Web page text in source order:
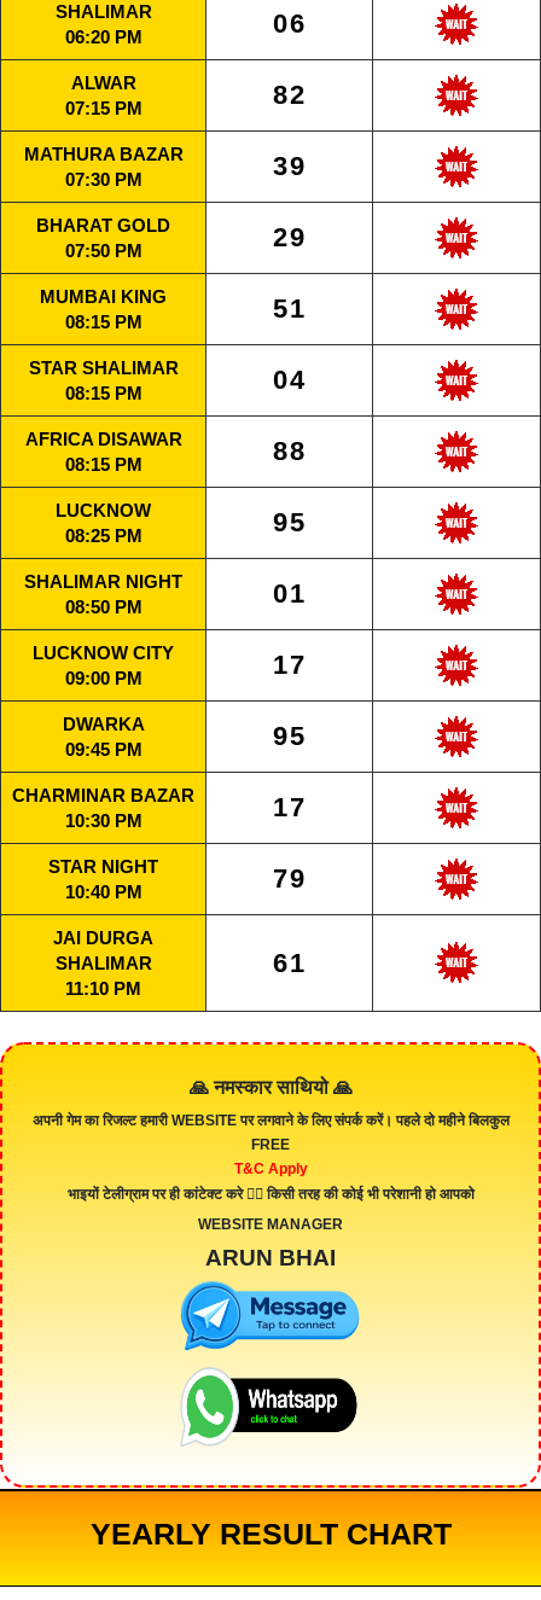
SHALIMAR
06:20 PM
06
ALWAR
07:15 PM
82
MATHURA BAZAR
07:30 PM
39
BHARAT GOLD
07:50 PM
29
MUMBAI KING
08:15 PM
51
STAR SHALIMAR
08:15 PM
04
AFRICA DISAWAR
08:15 PM
88
LUCKNOW
08:25 PM
95
SHALIMAR NIGHT
08:50 PM
01
LUCKNOW CITY
09:00 PM
17
DWARKA
09:45 PM
95
CHARMINAR BAZAR
10:30 PM
17
STAR NIGHT
10:40 PM
79
JAI DURGA
SHALIMAR
11:10 PM
61
🙏 नमस्कार साथियो 🙏
अपनी गेम का रिजल्ट हमारीWEBSITEपर लगवाने के लिए संपर्क करें। पहले दो महीने बिलकुल
FREE
T&C Apply
भाइयों टेलीग्राम पर ही कांटेक्ट करे 👇🏻 किसी तरह की कोई भी परेशानी हो आपको
WEBSITE MANAGER
ARUN BHAI
YEARLY RESULT CHART